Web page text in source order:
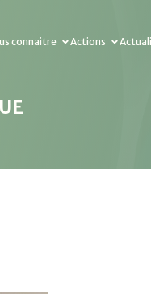
connaitre Actions